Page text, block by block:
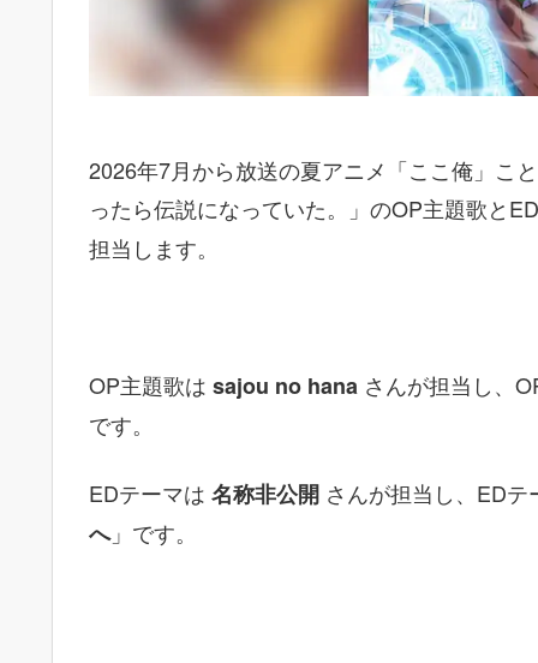
2026年7月から放送の夏アニメ「ここ俺」こ
ったら伝説になっていた。」のOP主題歌と
担当します。
OP主題歌は sajou no hana さんが担当し、
です。
EDテーマは 名称非公開 さんが担当し、ED
へ」です。